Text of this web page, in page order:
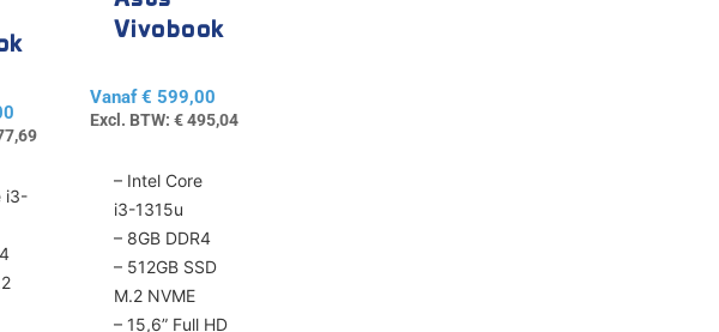
i3-
Vivobook
Vanaf€ 599,00
Excl. BTW: €495,04
– Intel Core
i3-1315u
– 8GB DDR4
– 512GB SSD
M.2 NVME
– 15,6” Full HD
optie
gekozen
worden
productpagina